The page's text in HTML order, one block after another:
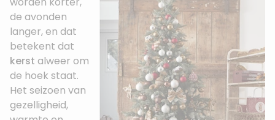
de avonden
langer, en dat
betekent dat
kerst alweer om
de hoek staat.
Het seizoen van
gezelligheid,